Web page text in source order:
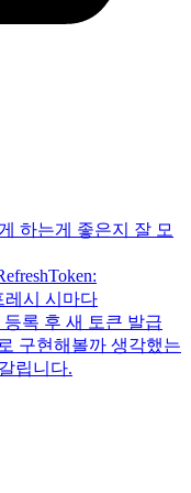
하는게 좋은지 잘 모
레시 시마다
록 후 새 토큰 발급
구현해볼까 생각했는
립니다.